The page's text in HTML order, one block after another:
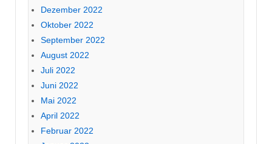
Dezember 2022
Oktober 2022
September 2022
August 2022
Juli 2022
Juni 2022
Mai 2022
April 2022
Februar 2022